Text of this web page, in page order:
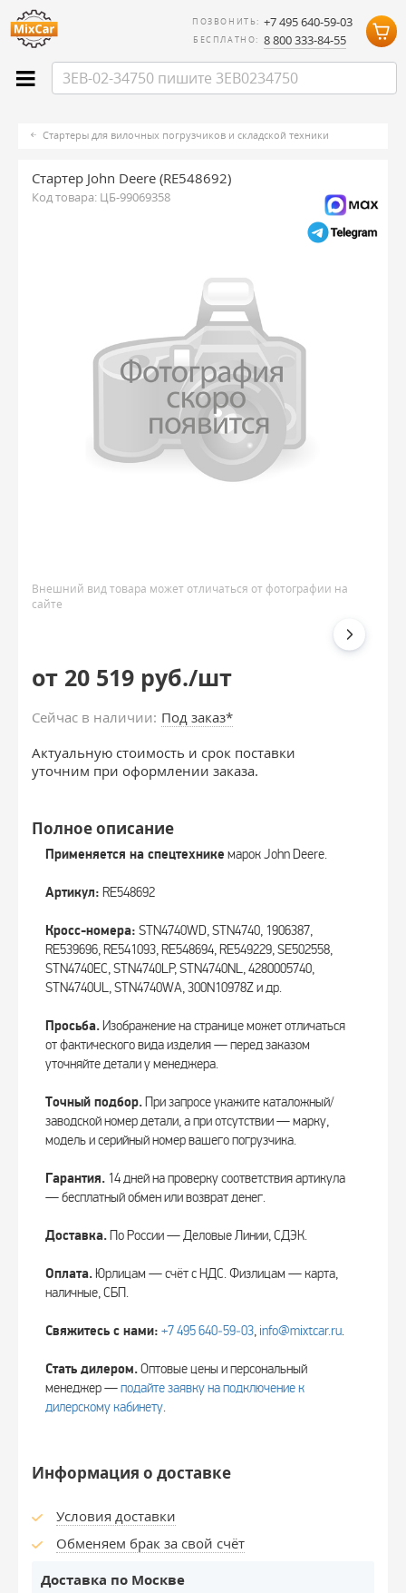
ПОЗВОНИТЬ: +7 495 640-59-03
БЕСПЛАТНО: 8 800 333-84-55
Стартеры для вилочных погрузчиков и складской техники
Стартер John Deere (RE548692)
Код товара: ЦБ-99069358
Внешний вид товара может отличаться от фотографии на
сайте
от 20 519 руб./шт
Сейчас в наличии: Под заказ*
Актуальную стоимость и срок поставки
уточним при оформлении заказа.
Полное описание
Применяется на спецтехнике марок John Deere.
Артикул: RE548692
Кросс-номера: STN4740WD, STN4740, 1906387,
RE539696, RE541093, RE548694, RE549229, SE502558,
STN4740EC, STN4740LP, STN4740NL, 4280005740,
STN4740UL, STN4740WA, 300N10978Z и др.
Просьба.Изображение на странице может отличаться
от фактического вида изделия — перед заказом
уточняйте детали у менеджера.
Точный подбор.При запросе укажите каталожный/
заводской номер детали, а при отсутствии — марку,
модель и серийный номер вашего погрузчика.
Гарантия. 14 дней на проверку соответствия артикула
— бесплатный обмен или возврат денег.
Доставка.По России — Деловые Линии, СДЭК.
Оплата. Юрлицам — счёт с НДС. Физлицам — карта,
наличные, СБП.
Свяжитесь с нами: +7 495 640‑59‑03, info@mixtcar.ru.
Стать дилером.Оптовые цены и персональный
менеджер —подайте заявку на подключение к
дилерскому кабинету.
Информация о доставке
Условия доставки
Обменяем брак за свой счёт
Доставка по Москве